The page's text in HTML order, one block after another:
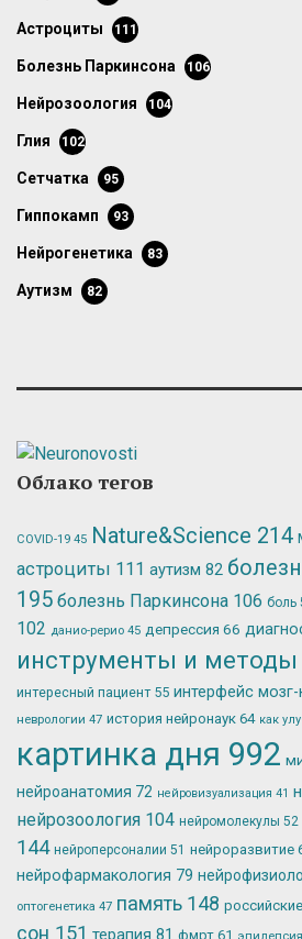
астроциты 111
болезнь Паркинсона 106
нейрозоология 104
глия 102
сетчатка 95
гиппокамп 93
нейрогенетика 83
аутизм 82
Облако тегов
COVID-19 45 Nature&Science 214
астроциты 111 аутизм 82
195 болезнь Паркинсона 106 боль
102 данио-рерио 45 депрессия 66
инструменты и методы
интересный пациент 55 интерфейс
неврологии 47 история нейронаук 64 как
картинка дня 992
нейроанатомия 72 нейровизуализация 41
нейрозоология 104 нейромолекулы 52
144 нейроперсоналии 51 нейроразвитие
нейрофармакология 79
оптогенетика 47 память 148
сон 151 терапия 81 фмрт 61 эпилепсия